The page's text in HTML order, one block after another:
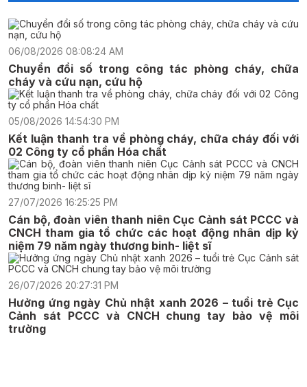
06/08/2026 08:08:24 AM
Chuyển đổi số trong công tác phòng cháy, chữa
cháy và cứu nạn, cứu hộ
05/08/2026 14:54:30 PM
Kết luận thanh tra về phòng cháy, chữa cháy đối với
02 Công ty cổ phần Hóa chất
27/07/2026 16:25:25 PM
Cán bộ, đoàn viên thanh niên Cục Cảnh sát PCCC và
CNCH tham gia tổ chức các hoạt động nhân dịp kỷ
niệm 79 năm ngày thương binh- liệt sĩ
26/07/2026 20:27:31 PM
Hưởng ứng ngày Chủ nhật xanh 2026 – tuổi trẻ Cục
Cảnh sát PCCC và CNCH chung tay bảo vệ môi
trường